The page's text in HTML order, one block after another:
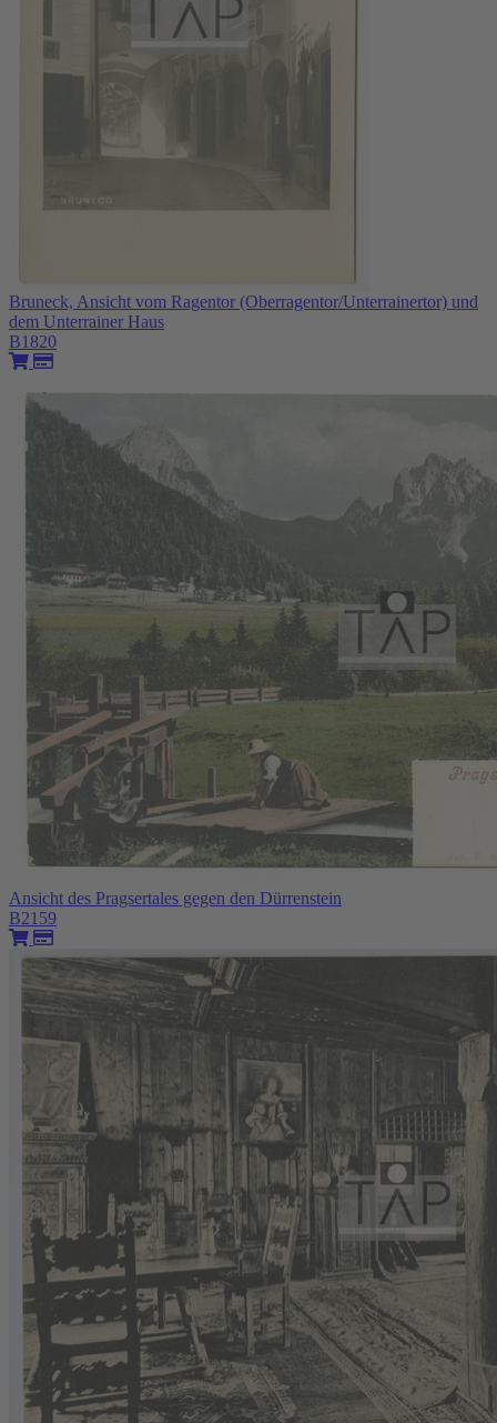
Bruneck, Ansicht vom Ragentor (Oberragentor/Unterrainertor) und
dem Unterrainer Haus
B1820
Ansicht des Pragsertales gegen den Dürrenstein
B2159